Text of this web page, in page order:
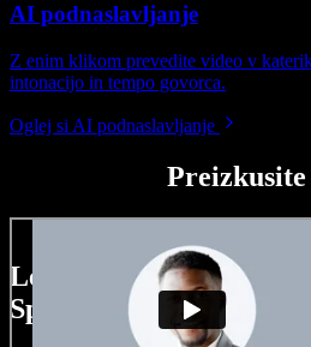
AI podnaslavljanje
Z enim klikom prevedite video v
intonacijo in tempo govorca.
Oglej si AI podnaslavljanje
Preizkusite
Le nekaj primerov, kaj
Speechify Studio.